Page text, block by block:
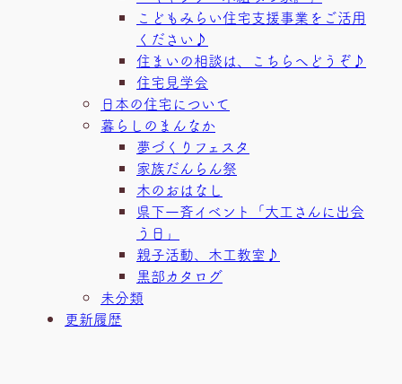
こどもみらい住宅支援事業をご活用
ください♪
住まいの相談は、こちらへどうぞ♪
住宅見学会
日本の住宅について
暮らしのまんなか
夢づくりフェスタ
家族だんらん祭
木のおはなし
県下一斉イベント「大工さんに出会
う日」
親子活動、木工教室♪
黒部カタログ
未分類
更新履歴